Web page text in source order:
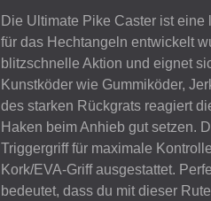
Die Ultimate Pike Caster ist eine
für das Hechtangeln entwickelt
blitzschnelle Aktion und eignet
Kunstköder wie Gummiköder,
des starken Rückgrats reagiert
Haken beim Anhieb gut setzen.
Triggergriff für maximale
Kork/EVA-Griff ausgestattet.
bedeutet, dass du mit dieser